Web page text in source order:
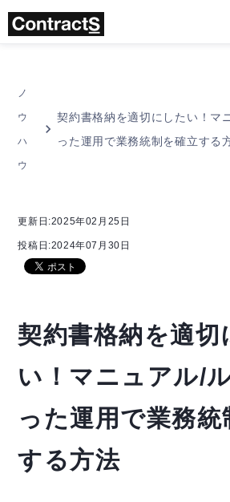
ノ
ウ
ハ
ウ
契約書格納を適切にしたい！マ
った運用で業務統制を確立する
更新日:2025年02月25日
投稿日:2024年07月30日
契約書格納を適切
い！マニュアル/
った運用で業務統
する方法